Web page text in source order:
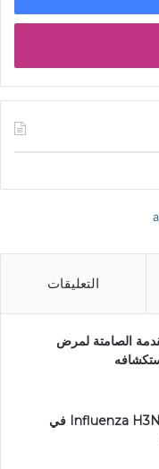
التعليقات
الصامتة لمرض
الإنفلونزا الموسمية Influenza H3N2 في